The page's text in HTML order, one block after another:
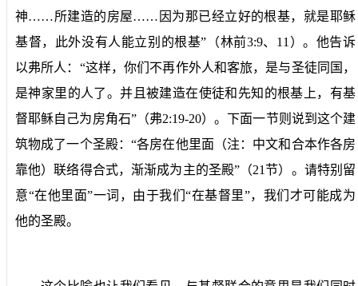
神……所建造的房屋……因为那已经立好的根基，就是耶稣
基督，此外没有人能立别的根基”（林前3:9、 11 ）。他告诉
以弗所人：“这样，你们不再作外人和客旅，是与圣徒同国，
是神家里的人了。并且被建造在使徒和先知的根基上，有基
督耶稣自己为房角石”（弗2:19-20）。下面一节则说到这个建
筑物成了一个圣殿：“各房在他里面（注：中文和合本作各房
靠他）联络得合式，渐渐成为主的圣殿”（21节）。请特别留
意“在他里面”一词，由于我们“在基督里”，我们才可能成为
他的圣殿。